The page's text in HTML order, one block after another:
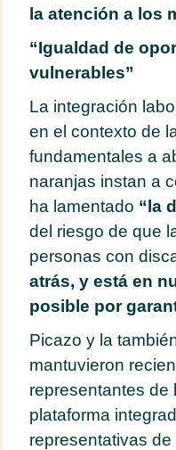
la atención a los
“Igualdad de
vulnerables”
La integración
en el contexto de
fundamentales a
naranjas instan a
ha lamentado “la
del riesgo de que
personas con
atrás, y está en
posible por
Picazo y la
mantuvieron
representantes de
plataforma
representativas